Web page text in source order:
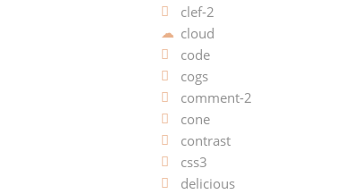
clef-2
cloud
code
cogs
comment-2
cone
contrast
css3
delicious